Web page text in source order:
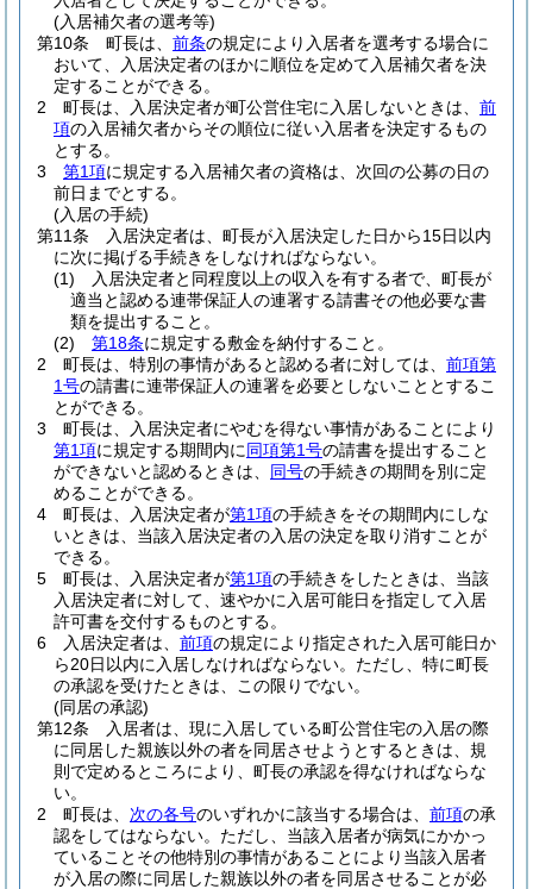
(入居補欠者の選考等)
第10条
町長は、 前条の規定により入居者を選考する場合に
おいて、入居決定者のほかに順位を定めて入居補欠者を決
定することができる。
2
町長は、入居決定者が町公営住宅に入居しないときは、 前
項の入居補欠者からその順位に従い入居者を決定するもの
とする。
3
第1項に規定する入居補欠者の資格は、次回の公募の日の
前日までとする。
(入居の手続)
第11条
入居決定者は、町長が入居決定した日から15日以内
に次に掲げる手続きをしなければならない。
(1)
入居決定者と同程度以上の収入を有する者で、町長が
適当と認める連帯保証人の連署する請書その他必要な書
類を提出すること。
(2)
第18条に規定する敷金を納付すること。
2
町長は、特別の事情があると認める者に対しては、 前項第
1号の請書に連帯保証人の連署を必要としないこととするこ
とができる。
3
町長は、入居決定者にやむを得ない事情があることにより
第1項に規定する期間内に同項第1号の請書を提出すること
ができないと認めるときは、 同号の手続きの期間を別に定
めることができる。
4
町長は、入居決定者が第1項の手続きをその期間内にしな
いときは、当該入居決定者の入居の決定を取り消すことが
できる。
5
町長は、入居決定者が第1項の手続きをしたときは、当該
入居決定者に対して、速やかに入居可能日を指定して入居
許可書を交付するものとする。
6
入居決定者は、 前項の規定により指定された入居可能日か
ら20日以内に入居しなければならない。 ただし、特に町長
の承認を受けたときは、この限りでない。
(同居の承認)
第12条
入居者は、現に入居している町公営住宅の入居の際
に同居した親族以外の者を同居させようとするときは、規
則で定めるところにより、町長の承認を得なければならな
い。
2
町長は、 次の各号のいずれかに該当する場合は、 前項の承
認をしてはならない。 ただし、当該入居者が病気にかかっ
ていることその他特別の事情があることにより当該入居者
が入居の際に同居した親族以外の者を同居させることが必